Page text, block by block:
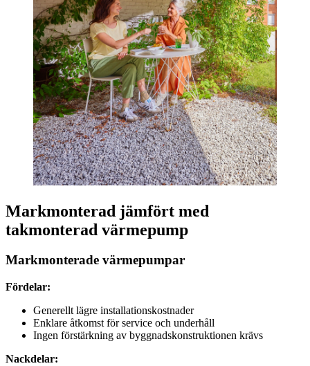
Markmonterad jämfört med
takmonterad värmepump
Markmonterade värmepumpar
Fördelar:
Generellt lägre installationskostnader
Enklare åtkomst för service och underhåll
Ingen förstärkning av byggnadskonstruktionen krävs
Nackdelar: